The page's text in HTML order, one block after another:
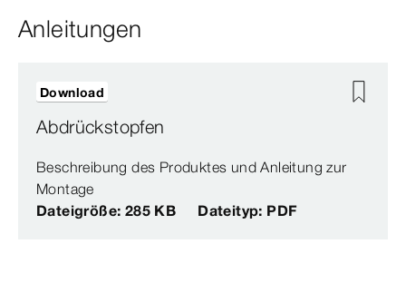
Anleitungen
Abdrückstopfen
Beschreibung des Produktes und Anleitung zur
Montage
Dateigröße: 285 KB
Dateityp: PDF
Download